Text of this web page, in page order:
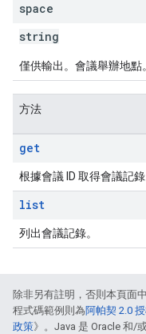
space
string
僅供輸出。會議舉辦地點。
方法
get
根據會議 ID 取得會議記錄
list
列出會議記錄。
除非另有註明，否則本頁面
程式碼範例則為阿帕契 2.0
政策》。Java 是 Oracle 和/